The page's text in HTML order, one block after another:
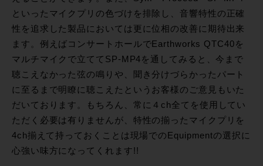
といったマイクプリの色づけを排除し、音響特性の正確
性を追求した製品においては更に位相の改善に期待出来
ます。例えばコンサートホールでEarthworks QTC40を
マルチマイクで立ててSP-MP4を通してみると、今まで
聴こえなかった弦の鳴りや、聞き分けづらかったパート
に至るまで明瞭に聴こえたというお客様のご意見もいた
だいております。もちろん、常に４ch全てを使用してい
ただく必要は有りませんが、特性の揃ったマイクプリを
4ch揃えて持っておくことは現場でのEquipmentの選択に
心強い味方になってくれます!!